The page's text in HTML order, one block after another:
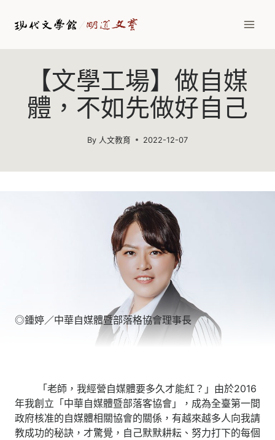
【文學工場】做自媒
體，不如先做好自己
By 人文教育 2022-12-07
◎鍾婷／中華自媒體暨部落格協會理事長
「老師，我經營自媒體要多久才能紅？」由於2016
年我創立「中華自媒體暨部落客協會」，成為全臺第一間
政府核准的自媒體相關協會的關係，有越來越多人向我請
教成功的秘訣，才驚覺，自己默默耕耘、努力打下的每個